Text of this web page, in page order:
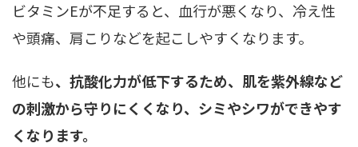
ビタミンEが不足すると、血行が悪くなり、冷え性
や頭痛、肩こりなどを起こしやすくなります。
他にも、抗酸化力が低下するため、肌を紫外線など
の刺激から守りにくくなり、シミやシワができやす
くなります。